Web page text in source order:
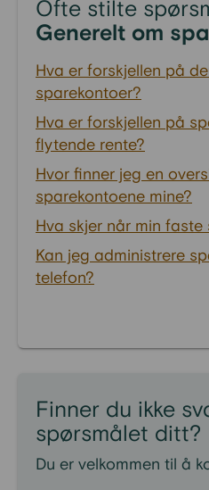
Ofte stilte
Generelt om
Hva er forskjellen på
sparekontoer?
Hva er forskjellen på
flytende rente?
Hvor finner jeg en
sparekontoene mine?
Hva skjer når min
Kan jeg administrere
telefon?
Finner du ikke
spørsmålet ditt?
Du er velkommen til å